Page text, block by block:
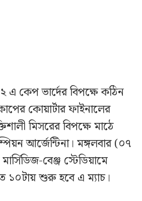
এ কেপ ভার্দের বিপক্ষে কঠিন
কোয়ার্টার ফাইনালের
মিসরের বিপক্ষে মাঠে
আর্জেন্টিনা। মঙ্গলবার (০৭
বেঞ্জ স্টেডিয়ামে
১০টায় শুরু হবে এ ম্যাচ।